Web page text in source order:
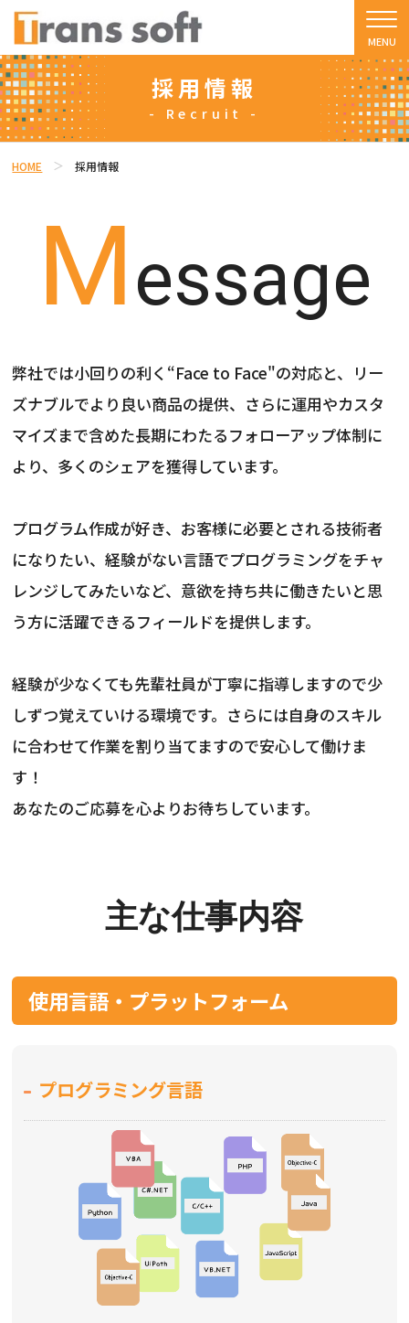
採用情報
- Recruit -
HOME 採用情報
Message
弊社では小回りの利く“Face to Face"の対応と、リー
ズナブルでより良い商品の提供、さらに運用やカスタ
マイズまで含めた長期にわたるフォローアップ体制に
より、多くのシェアを獲得しています。
プログラム作成が好き、お客様に必要とされる技術者
になりたい、経験がない言語でプログラミングをチャ
レンジしてみたいなど、意欲を持ち共に働きたいと思
う方に活躍できるフィールドを提供します。
経験が少なくても先輩社員が丁寧に指導しますので少
しずつ覚えていける環境です。さらには自身のスキル
に合わせて作業を割り当てますので安心して働けま
す！
あなたのご応募を心よりお待ちしています。
主な仕事内容
使用言語・プラットフォーム
プログラミング言語